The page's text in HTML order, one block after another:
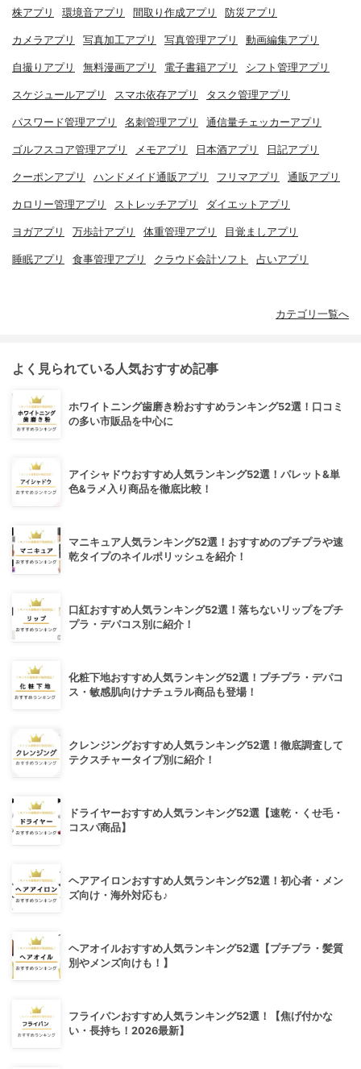
株アプリ 環境音アプリ 間取り作成アプリ 防災アプリ
カメラアプリ 写真加工アプリ 写真管理アプリ 動画編集アプリ
自撮りアプリ 無料漫画アプリ 電子書籍アプリ シフト管理アプリ
スケジュールアプリ スマホ依存アプリ タスク管理アプリ
パスワード管理アプリ 名刺管理アプリ 通信量チェッカーアプリ
ゴルフスコア管理アプリ メモアプリ 日本酒アプリ 日記アプリ
クーポンアプリ ハンドメイド通販アプリ フリマアプリ 通販アプリ
カロリー管理アプリ ストレッチアプリ ダイエットアプリ
ヨガアプリ 万歩計アプリ 体重管理アプリ 目覚ましアプリ
睡眠アプリ 食事管理アプリ クラウド会計ソフト 占いアプリ
カテゴリ一覧へ
よく見られている人気おすすめ記事
ホワイトニング歯磨き粉おすすめランキング52選！口コミ
の多い市販品を中心に
アイシャドウおすすめ人気ランキング52選！パレット&単
色&ラメ入り商品を徹底比較！
マニキュア人気ランキング52選！おすすめのプチプラや速
乾タイプのネイルポリッシュを紹介！
口紅おすすめ人気ランキング52選！落ちないリップをプチ
プラ・デパコス別に紹介！
化粧下地おすすめ人気ランキング52選！プチプラ・デパコ
ス・敏感肌向けナチュラル商品も登場！
クレンジングおすすめ人気ランキング52選！徹底調査して
テクスチャータイプ別に紹介！
ドライヤーおすすめ人気ランキング52選【速乾・くせ毛・
コスパ商品】
ヘアアイロンおすすめ人気ランキング52選！初心者・メン
ズ向け・海外対応も♪
ヘアオイルおすすめ人気ランキング52選【プチプラ・髪質
別やメンズ向けも！】
フライパンおすすめ人気ランキング52選！【焦げ付かな
い・長持ち！2026最新】